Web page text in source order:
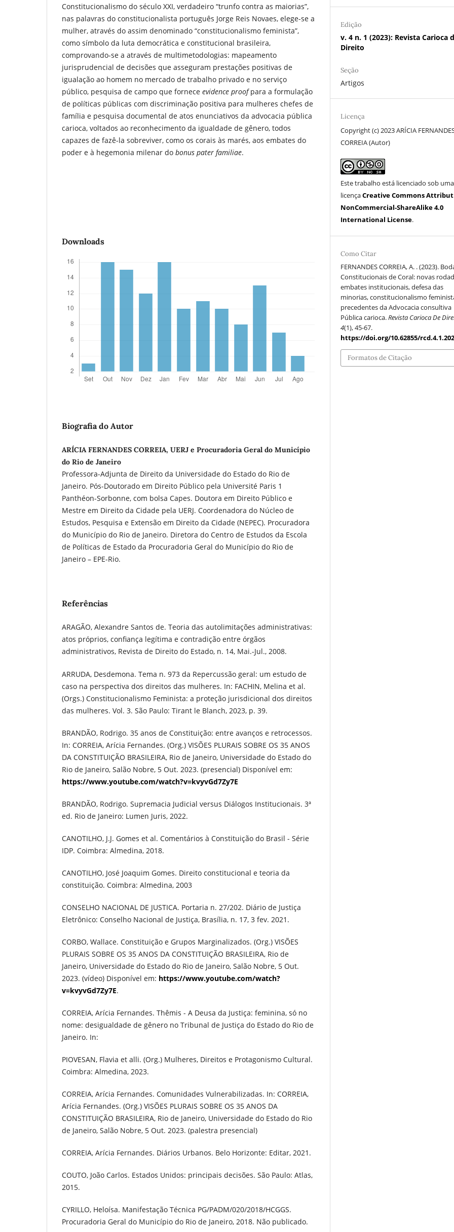
Constitucionalismo do século XXI, verdadeiro “trunfo contra as maiorias”,
nas palavras do constitucionalista português Jorge Reis Novaes, elege-se a
mulher, através do assim denominado “constitucionalismo feminista”,
como símbolo da luta democrática e constitucional brasileira,
comprovando-se a através de multimetodologias: mapeamento
jurisprudencial de decisões que asseguram prestações positivas de
igualação ao homem no mercado de trabalho privado e no serviço
público, pesquisa de campo que fornece evidence proofpara a formulação
de políticas públicas com discriminação positiva para mulheres chefes de
família e pesquisa documental de atos enunciativos da advocacia pública
carioca, voltados ao reconhecimento da igualdade de gênero, todos
capazes de fazê-la sobreviver, como os corais às marés, aos embates do
poder e à hegemonia milenar do bonus pater familiae.
Downloads
Biografia do Autor
ARÍCIA FERNANDES CORREIA, UERJ e Procuradoria Geral do Município
do Rio de Janeiro
Professora-Adjunta de Direito da Universidade do Estado do Rio de
Janeiro. Pós-Doutorado em Direito Público pela Université Paris 1
Panthéon-Sorbonne, com bolsa Capes. Doutora em Direito Público e
Mestre em Direito da Cidade pela UERJ. Coordenadora do Núcleo de
Estudos, Pesquisa e Extensão em Direito da Cidade (NEPEC). Procuradora
do Município do Rio de Janeiro. Diretora do Centro de Estudos da Escola
de Políticas de Estado da Procuradoria Geral do Município do Rio de
Janeiro – EPE-Rio.
Referências
ARAGÃO, Alexandre Santos de. Teoria das autolimitações administrativas:
atos próprios, confiança legítima e contradição entre órgãos
administrativos, Revista de Direito do Estado, n. 14, Mai.-Jul., 2008.
ARRUDA, Desdemona. Tema n. 973 da Repercussão geral: um estudo de
caso na perspectiva dos direitos das mulheres. In: FACHIN, Melina et al.
(Orgs.) Constitucionalismo Feminista: a proteção jurisdicional dos direitos
das mulheres. Vol. 3. São Paulo: Tirant le Blanch, 2023, p. 39.
BRANDÃO, Rodrigo. 35 anos de Constituição: entre avanços e retrocessos.
In: CORREIA, Arícia Fernandes. (Org.) VISÕES PLURAIS SOBRE OS 35 ANOS
DA CONSTITUIÇÃO BRASILEIRA, Rio de Janeiro, Universidade do Estado do
Rio de Janeiro, Salão Nobre, 5 Out. 2023. (presencial) Disponível em:
https://www.youtube.com/watch?v=kvyvGd7Zy7E
BRANDÃO, Rodrigo. Supremacia Judicial versus Diálogos Institucionais. 3ª
ed. Rio de Janeiro: Lumen Juris, 2022.
CANOTILHO, J.J. Gomes et al. Comentários à Constituição do Brasil - Série
IDP. Coimbra: Almedina, 2018.
CANOTILHO, José Joaquim Gomes. Direito constitucional e teoria da
constituição. Coimbra: Almedina, 2003
CONSELHO NACIONAL DE JUSTICA. Portaria n. 27/202. Diário de Justiça
Eletrônico: Conselho Nacional de Justiça, Brasília, n. 17, 3 fev. 2021.
CORBO, Wallace. Constituição e Grupos Marginalizados. (Org.) VISÕES
PLURAIS SOBRE OS 35 ANOS DA CONSTITUIÇÃO BRASILEIRA, Rio de
Janeiro, Universidade do Estado do Rio de Janeiro, Salão Nobre, 5 Out.
2023. (vídeo) Disponível em: https://www.youtube.com/watch?
v=kvyvGd7Zy7E.
CORREIA, Arícia Fernandes. Thêmis - A Deusa da Justiça: feminina, só no
nome: desigualdade de gênero no Tribunal de Justiça do Estado do Rio de
Janeiro. In:
PIOVESAN, Flavia et alli. (Org.) Mulheres, Direitos e Protagonismo Cultural.
Coimbra: Almedina, 2023.
CORREIA, Arícia Fernandes. Comunidades Vulnerabilizadas. In: CORREIA,
Arícia Fernandes. (Org.) VISÕES PLURAIS SOBRE OS 35 ANOS DA
CONSTITUIÇÃO BRASILEIRA, Rio de Janeiro, Universidade do Estado do Rio
de Janeiro, Salão Nobre, 5 Out. 2023. (palestra presencial)
CORREIA, Arícia Fernandes. Diários Urbanos. Belo Horizonte: Editar, 2021.
COUTO, João Carlos. Estados Unidos: principais decisões. São Paulo: Atlas,
2015.
CYRILLO, Heloísa. Manifestação Técnica PG/PADM/020/2018/HCGGS.
Procuradoria Geral do Município do Rio de Janeiro, 2018. Não publicado.
Edição
v. 4 n. 1 (2023): Revista Carioca
Direito
Seção
Artigos
Licença
Copyright (c) 2023 ARÍCIA
CORREIA (Autor)
Este trabalho está licenciado sob uma
licençaCreative Commons
NonCommercial-ShareAlike 4.0
International License.
Como Citar
FERNANDES CORREIA, A. . (2023).
Constitucionais de Coral: novas
embates institucionais, defesa das
minorias, constitucionalismo
precedentes da Advocacia consultiva
Pública carioca.Revista Carioca De
4(1), 45-67.
https://doi.org/10.62855/
Formatos de Citação